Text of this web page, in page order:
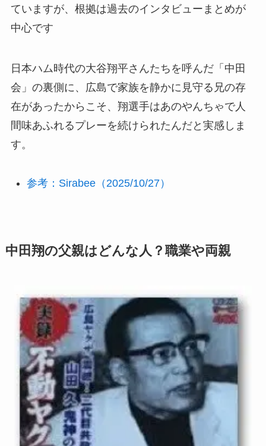
ていますが、根拠は過去のインタビューまとめが
中心です
日本ハム時代の大谷翔平さんたちを呼んだ「中田
会」の裏側に、広島で家族を静かに見守る兄の存
在があったからこそ、翔選手はあのやんちゃで人
間味あふれるプレーを続けられたんだと実感しま
す。
参考：Sirabee（2025/10/27）
中田翔の父親はどんな人？職業や両親